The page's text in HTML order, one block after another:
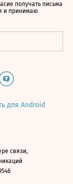
получать письма
и принимаю
для Android
связи,